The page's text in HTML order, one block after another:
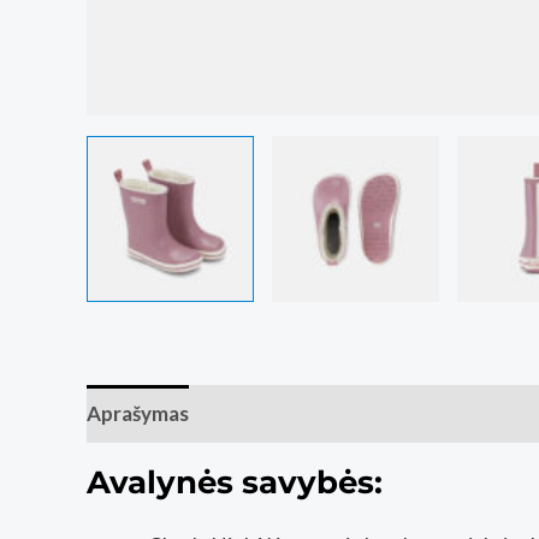
Aprašymas
Avalynės savybės: